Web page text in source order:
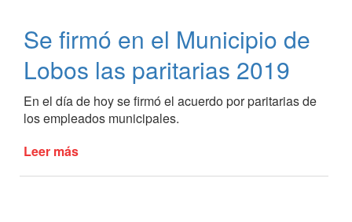
ocupación
hotelera
el
de
semana
Se firmó en el Municipio de
Lobos las paritarias 2019
En el día de hoy se firmó el acuerdo por paritarias de
los empleados municipales.
Leer más